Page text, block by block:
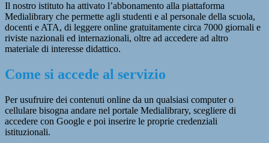
Il nostro istituto ha attivato l’abbonamento alla piattaforma
Medialibrary che permette agli studenti e al personale della scuola,
docenti e ATA, di leggere online gratuitamente circa 7000 giornali e
riviste nazionali ed internazionali, oltre ad accedere ad altro
materiale di interesse didattico.
Come si accede al servizio
Per usufruire dei contenuti online da un qualsiasi computer o
cellulare bisogna andare nel portale Medialibrary, scegliere di
accedere con Google e poi inserire le proprie credenziali
istituzionali.